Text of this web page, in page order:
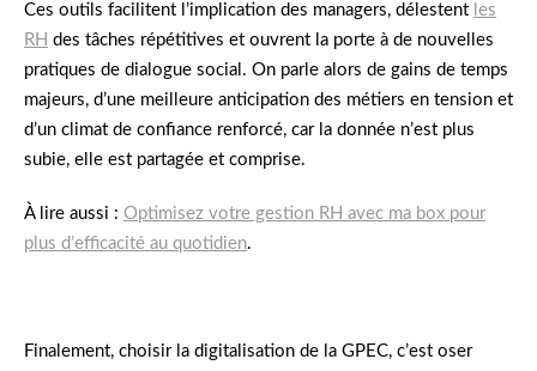
Ces outils facilitent l’implication des managers, délestent les
RH des tâches répétitives et ouvrent la porte à de nouvelles
pratiques de dialogue social. On parle alors de gains de temps
majeurs, d’une meilleure anticipation des métiers en tension et
d’un climat de confiance renforcé, car la donnée n’est plus
subie, elle est partagée et comprise.
À lire aussi : Optimisez votre gestion RH avec ma box pour
plus d’efficacité au quotidien.
Finalement, choisir la digitalisation de la GPEC, c’est oser